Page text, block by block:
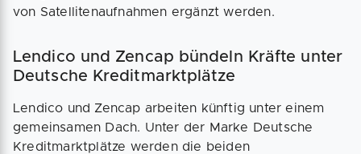
von Satellitenaufnahmen ergänzt werden.
Lendico und Zencap bündeln Kräfte unter
Deutsche Kreditmarktplätze
Lendico und Zencap arbeiten künftig unter einem
gemeinsamen Dach. Unter der Marke Deutsche
Kreditmarktplätze werden die beiden